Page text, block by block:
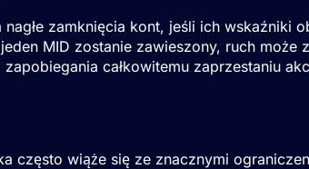
zamknięcia kont, jeśli ich
MID zostanie zawieszony, ruch może
całkowitemu zaprzestaniu
często wiąże się ze znacznymi